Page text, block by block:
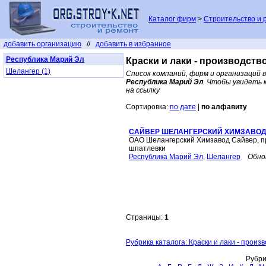
Каталог фирм > Строительство и
добавить организацию // добавить в избранное
Республика Марий Эл
Шелангер (1)
Краски и лаки -
Список компаний, фирм и организаций
Республика Марий Эл. Чтобы увидеть
на ссылку
Сортировка: по дате по алфавиту
САЙВЕР ШЕЛАНГЕРСКИЙ
ОАО Шелангерский Химзавод Сайвер,
шпатлевки
Республика Марий Эл, Шелангер
Страницы: 1
Рубрика каталога: Краски и лаки -